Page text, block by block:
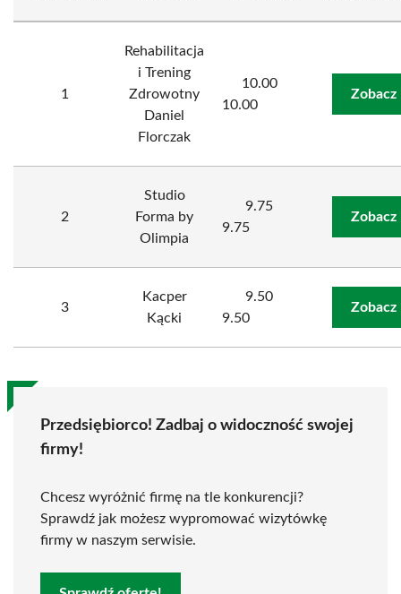
1
Rehabilitacja
i Trening
Zdrowotny
Daniel
Florczak
10.00
10.00
Zobacz
2
Studio
Forma by
Olimpia
9.75
9.75
Zobacz
3
Kacper
Kącki
9.50
9.50
Zobacz
Przedsiębiorco! Zadbaj o widoczność swojej
firmy!
Chcesz wyróżnić firmę na tle konkurencji?
Sprawdź jak możesz wypromować wizytówkę
firmy w naszym serwisie.